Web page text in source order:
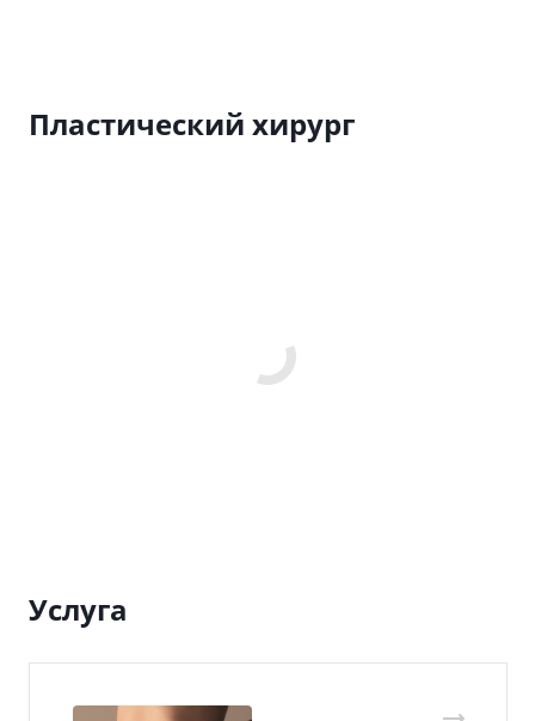
Пластический хирург
Услуга